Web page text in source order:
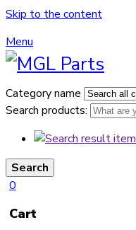
Skip to the content
Menu
Category name
Search products:
Search
0
Cart